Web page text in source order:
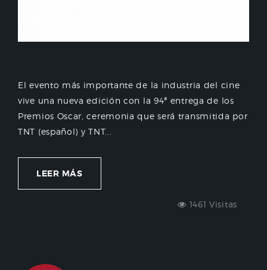
El evento más importante de la industria del cine
vive una nueva edición con la 94ª entrega de los
Premios Oscar, ceremonia que será transmitida por
TNT (español) y TNT...
LEER MÁS
1461 Visitas